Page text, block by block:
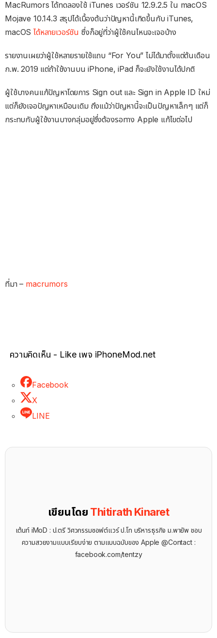
MacRumors ได้ทดลองใช้ iTunes เวอร์ชัน 12.9.2.5 ใน macOS
Mojave 10.14.3 สรุปได้เบื้องต้นว่าปัญหานี้เกิดขึ้นกับ iTunes,
macOSได้หลายเวอร์ชัน ซึ่งก็อยู่ที่ว่าผู้ใช้คนไหนจะเจอบ้าง
รายงานเผยว่าผู้ใช้หลายรายใช้แถบ “For You” ไม่ได้มาตั้งแต่ต้นเดือน
ก.พ. 2019 แต่ถ้าใช้งานบน iPhone, iPad ก็จะยังใช้งานได้ปกติ
ผู้ใช้บางคนแก้ปัญหาโดยการ Sign out และ Sign in Apple ID ใหม่
แต่ก็ยังเจอปัญหาเหมือนเดิม ถึงแม้ว่าปัญหานี้จะเป็นปัญหาเล็กๆ แต่ก็
กระทบกับผู้ใช้งานบางกลุ่มอยู่ซึ่งต้องรอทาง Apple แก้ไขต่อไป
ที่มา – macrumors
ความคิดเห็น - Like เพจ iPhoneMod.net
Facebook
X
LINE
เขียนโดย Thitirath Kinaret
เต้นท์ iMoD : ป.ตรี วิศวกรรมซอฟต์แวร์ ป.โท บริหารธุรกิจ ม.พายัพ ชอบ
ความสวยงามแบบเรียบง่าย ตามแบบฉบับของ Apple @Contact :
facebook.com/tentzy